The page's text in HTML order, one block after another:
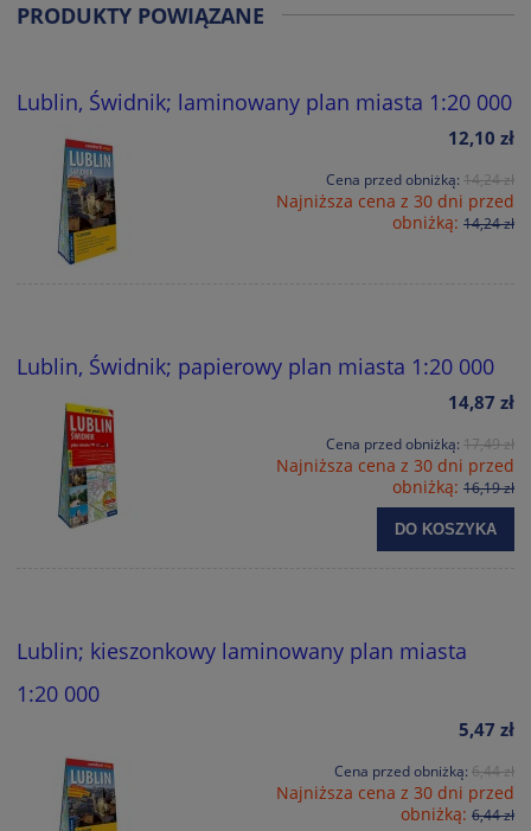
PRODUKTY POWIĄZANE
Lublin, Świdnik; laminowany plan miasta 1:20 000
12,10 zł
Cena przed obniżką: 14,24 zł
Najniższa cena z 30 dni przed
obniżką: 14,24 zł
Lublin, Świdnik; papierowy plan miasta 1:20 000
14,87 zł
Cena przed obniżką: 17,49 zł
Najniższa cena z 30 dni przed
obniżką: 16,19 zł
DO KOSZYKA
Lublin; kieszonkowy laminowany plan miasta
1:20 000
5,47 zł
Cena przed obniżką: 6,44 zł
Najniższa cena z 30 dni przed
obniżką: 6,44 zł